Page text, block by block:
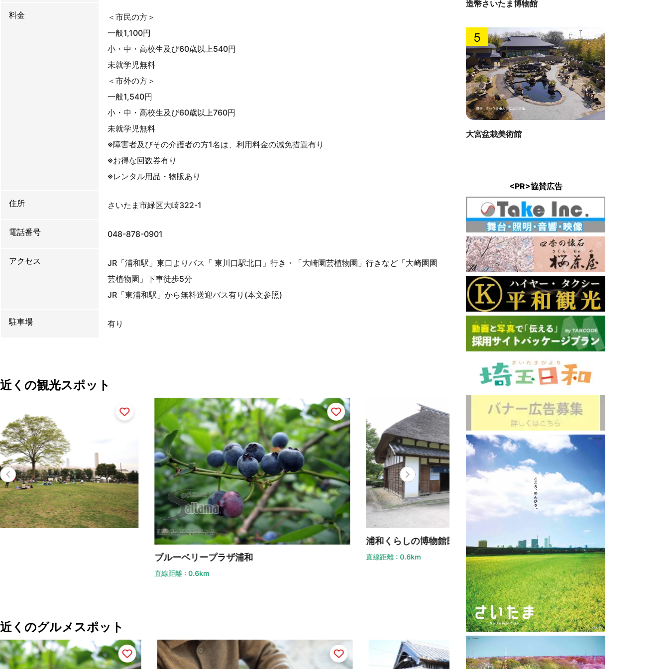
料金
＜市民の方＞
一般1,100円
小・中・高校生及び60歳以上540円
未就学児無料
＜市外の方＞
一般1,540円
小・中・高校生及び60歳以上760円
未就学児無料
※障害者及びその介護者の方1名は、利用料金の減免措置有り
※お得な回数券有り
※レンタル用品・物販あり
住所 さいたま市緑区大崎322-1
電話番号 048-878-0901
アクセス
JR「浦和駅」東口よりバス「 東川口駅北口」行き・「大崎園芸植物園」行きなど「大崎園園
芸植物園」下車徒歩5分
JR「東浦和駅」から無料送迎バス有り(本文参照)
駐車場 有り
近くの観光スポット
浦和くらしの博物館民家園
直線距離 : 0.6km
国昌寺
直線距離 : 1.2km
近くのグルメスポット
造幣さいたま博物館
大宮盆栽美術館
5
<PR>協賛広告